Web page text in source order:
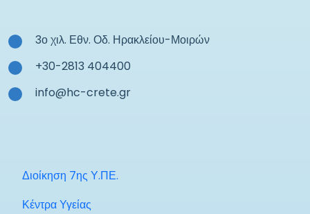
3ο χιλ. Εθν. Οδ. Ηρακλείου-Μοιρών
+30-2813 404400
info@hc-crete.gr
Διοίκηση 7ης Υ.ΠΕ.
Κέντρα Υγείας